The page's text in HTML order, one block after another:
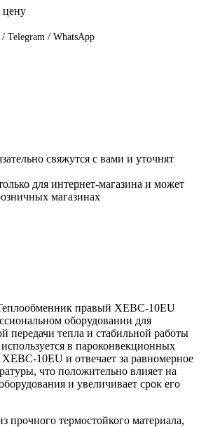
цену
Telegram / WhatsApp
свяжутся с вами и уточнят
для интернет-магазина и может
магазинах
правый XEBC-10EU
оборудовании для
передачи тепла и стабильной работы
в пароконвекционных
10EU и отвечает за равномерное
что положительно влияет на
и увеличивает срок его
прочного термостойкого материала,